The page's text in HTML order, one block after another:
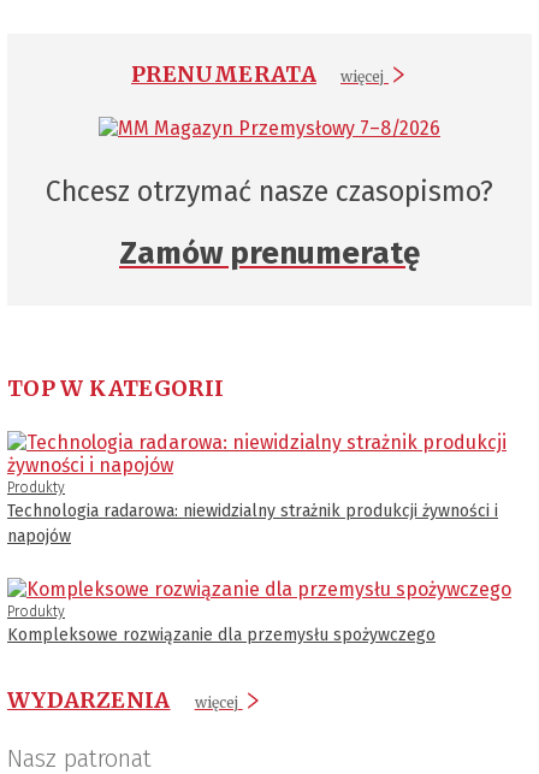
PRENUMERATA więcej
Chcesz otrzymać nasze czasopismo?
Zamów prenumeratę
TOP W KATEGORII
Produkty
Technologia radarowa: niewidzialny strażnik produkcji żywności i
napojów
Produkty
Kompleksowe rozwiązanie dla przemysłu spożywczego
WYDARZENIA więcej
Nasz patronat